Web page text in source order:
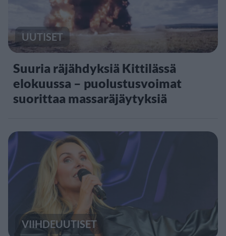
UUTISET
Suuria räjähdyksiä Kittilässä
elokuussa – puolustusvoimat
suorittaa massaräjäytyksiä
VIIHDEUUTISET